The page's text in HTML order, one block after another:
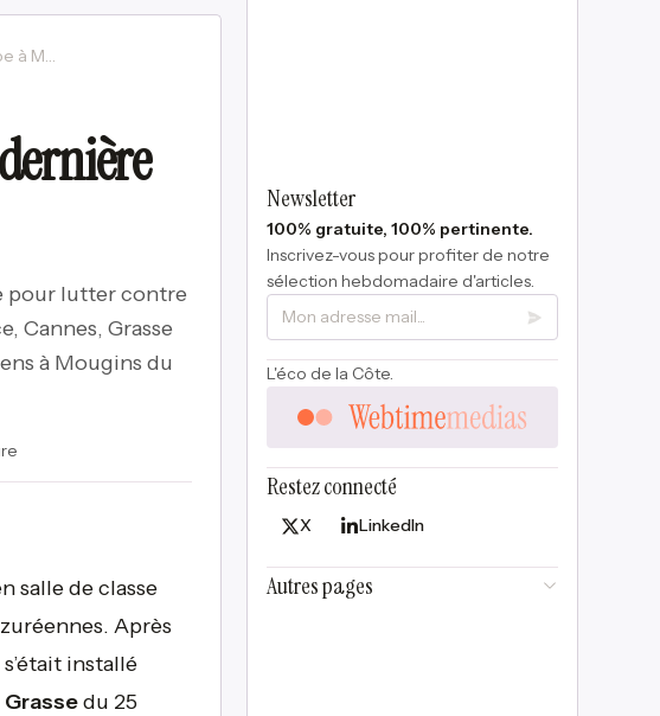
DigiTruck d’Huawei : une dernière étape à Mougins
pour lutter contre
Cannes, Grasse
à Mougins du
salle de classe
Après
installé
Grassedu 25
Newsletter
100% gratuite, 100% pertinente.
Inscrivez-vous pour profiter de notre
sélection hebdomadaire d'articles.
L'éco de la Côte.
Restez connecté
X LinkedIn
Autres pages